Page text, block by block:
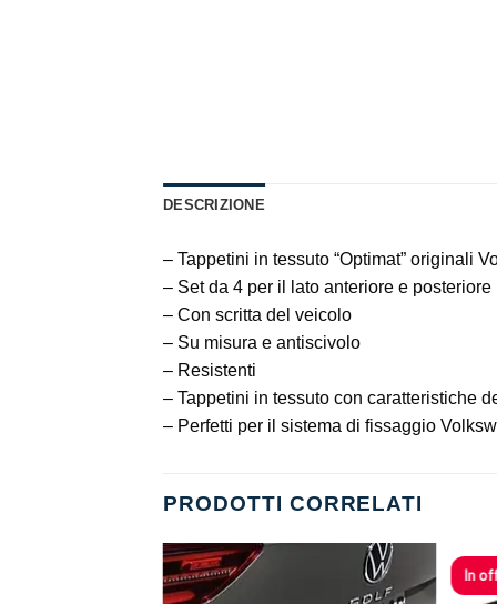
DESCRIZIONE
– Tappetini in tessuto “Optimat” originali
– Set da 4 per il lato anteriore e posteriore
– Con scritta del veicolo
– Su misura e antiscivolo
– Resistenti
– Tappetini in tessuto con caratteristiche
– Perfetti per il sistema di fissaggio
PRODOTTI CORRELATI
In